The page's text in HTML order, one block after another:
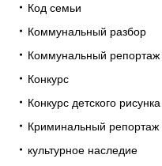
Код семьи
Коммунальный разбор
Коммунальный репортаж
Конкурс
Конкурс детского рисунка
Криминальный репортаж
культурное наследие